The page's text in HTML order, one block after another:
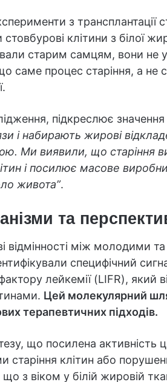
з трансплантації
клітини з білої
старим самцям, вони не
саме процес старіння, а не
підкреслює значення
і набирають жирові
Ми виявили, що старіння
і посилює масове
живота”.
та
відмінності між молодими
специфічний
лейкемії (LIFR), який
Цей молекулярний
терапевтичних підходів.
що посилена
старіння клітин або
з віком у білій жировій